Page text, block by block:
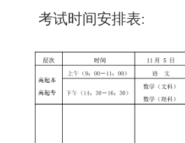
考试时间安排表: